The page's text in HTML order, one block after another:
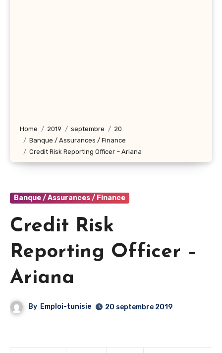
Home 2019 septembre
20
Banque / Assurances / Finance
Credit Risk Reporting Officer – Ariana
Banque / Assurances / Finance
Credit Risk
Reporting Officer –
Ariana
By Emploi-tunisie 20 septembre 2019